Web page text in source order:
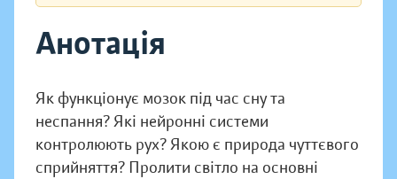
Анотація
Як функціонує мозок під час сну та
неспання? Які нейронні системи
контролюють рух? Якою є природа чуттєвого
сприйняття? Пролити світло на основні